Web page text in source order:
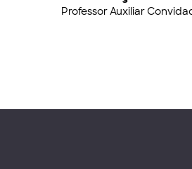
Professor Auxiliar